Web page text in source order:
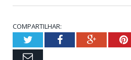
COMPARTILHAR:
TwitterFacebookGoogle+
Email